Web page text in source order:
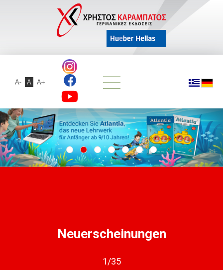
A- A A+
Neuerscheinungen
1/35